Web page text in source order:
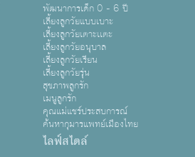
พัฒนาการเด็ก 0 - 6 ปี
เลี้ยงลูกวัยแบบเบาะ
เลี้ยงลูกวัยเตาะเเตะ
เลี้ยงลูกวัยอนุบาล
เลี้ยงลูกวัยเรียน
เลี้ยงลูกวัยรุ่น
สุขภาพลูกรัก
เมนูลูกรัก
คุณแม่แชร์ประสบการณ์
ค้นหากุมารแพทย์เมืองไทย
ไลฟ์สไตล์